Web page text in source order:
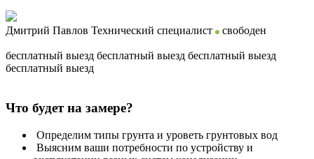
Дмитрий Павлов Технический специалист свободен
бесплатный выезд бесплатный выезд бесплатный выезд
бесплатный выезд
Что будет на замере?
Определим типы грунта и уроветь грунтовых вод
Выясним ваши потребности по устройству и